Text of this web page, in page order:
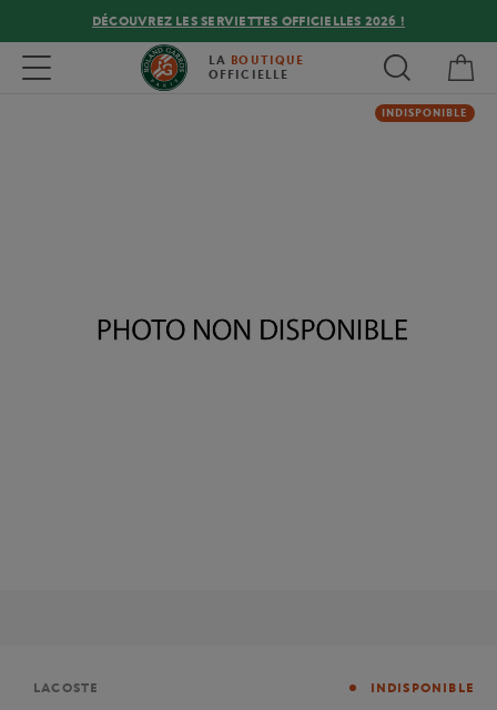
DÉCOUVREZ LES SERVIETTES OFFICIELLES 2026 !
Toggle navigation LA BOUTIQUE
OFFICIELLE
INDISPONIBLE
Marque
LACOSTE INDISPONIBLE